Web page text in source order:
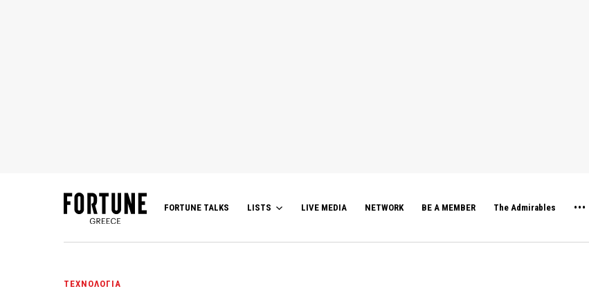
FORTUNE TALKS LISTS LIVE MEDIA NETWORK BE A MEMBER The Admirables
ΤΕΧΝΟΛΟΓΙΑ